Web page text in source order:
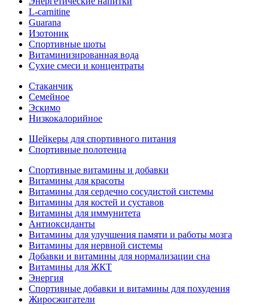
L-carnitine
Guarana
Изотоник
Спортивные шоты
Витаминизированная вода
Сухие смеси и концентраты
Стаканчик
Семейное
Эскимо
Низкокалорийное
Шейкеры для спортивного питания
Спортивные полотенца
Спортивные витамины и добавки
Витамины для красоты
Витамины для сердечно сосудистой системы
Витамины для костей и суставов
Витамины для иммунитета
Антиоксиданты
Витамины для улучшения памяти и работы мозга
Витамины для нервной системы
Добавки и витамины для нормализации сна
Витамины для ЖКТ
Энергия
Спортивные добавки и витамины для похудения
Жиросжигатели